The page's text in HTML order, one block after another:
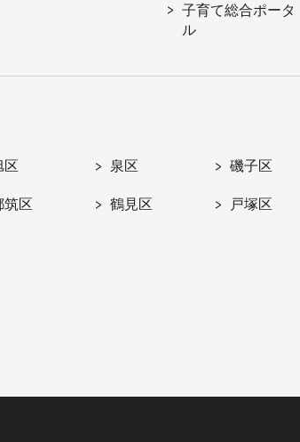
子育て総合ポータ
ル
区 泉区 磯子区
筑区 鶴見区 戸塚区